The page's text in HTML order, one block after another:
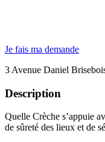
Je fais ma demande
3 Avenue Daniel
Description
Quelle Crèche s’appuie
de sûreté des lieux et de